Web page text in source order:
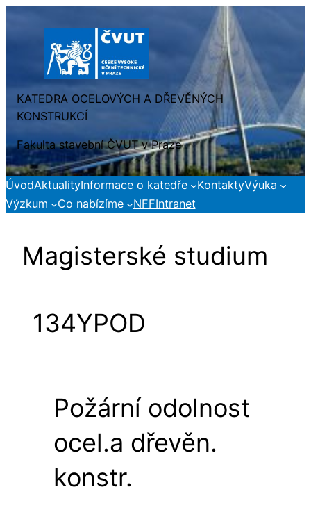
KATEDRA OCELOVÝCH A DŘEVĚNÝCH
KONSTRUKCÍ
Fakulta stavební ČVUT v Praze
ÚvodAktualityInformace o katedře KontaktyVýuka
Výzkum
Co nabízíme NFFIntranet
Magisterské studium
134YPOD
Požární odolnost
ocel.a dřevěn.
konstr.